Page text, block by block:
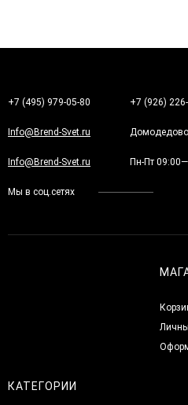
+7 (495) 979-05-80 +7 (926)
Info@Brend-Svet.ru
Info@Brend-Svet.ru Пн-Пт
Мы в соц.сетях
КАТЕГОРИИ